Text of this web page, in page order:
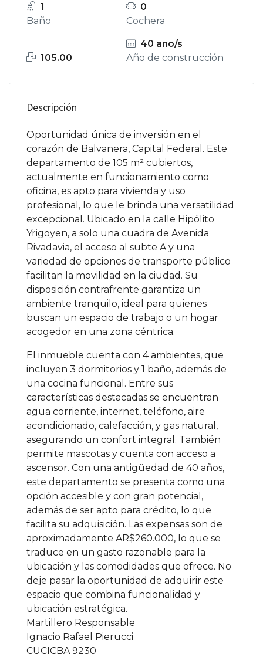
1
Baño
0
Cochera
105.00
40 año/s
Año de construcción
Descripción
Oportunidad única de inversión en el
corazón de Balvanera, Capital Federal. Este
departamento de 105 m² cubiertos,
actualmente en funcionamiento como
oficina, es apto para vivienda y uso
profesional, lo que le brinda una versatilidad
excepcional. Ubicado en la calle Hipólito
Yrigoyen, a solo una cuadra de Avenida
Rivadavia, el acceso al subte A y una
variedad de opciones de transporte público
facilitan la movilidad en la ciudad. Su
disposición contrafrente garantiza un
ambiente tranquilo, ideal para quienes
buscan un espacio de trabajo o un hogar
acogedor en una zona céntrica.
El inmueble cuenta con 4 ambientes, que
incluyen 3 dormitorios y 1 baño, además de
una cocina funcional. Entre sus
características destacadas se encuentran
agua corriente, internet, teléfono, aire
acondicionado, calefacción, y gas natural,
asegurando un confort integral. También
permite mascotas y cuenta con acceso a
ascensor. Con una antigüedad de 40 años,
este departamento se presenta como una
opción accesible y con gran potencial,
además de ser apto para crédito, lo que
facilita su adquisición. Las expensas son de
aproximadamente AR$260.000, lo que se
traduce en un gasto razonable para la
ubicación y las comodidades que ofrece. No
deje pasar la oportunidad de adquirir este
espacio que combina funcionalidad y
ubicación estratégica.
Martillero Responsable
Ignacio Rafael Pierucci
CUCICBA 9230